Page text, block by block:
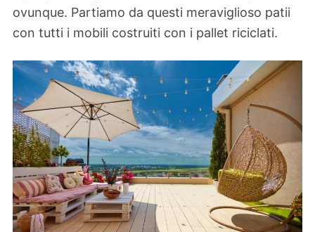
ovunque. Partiamo da questi meraviglioso patii
con tutti i mobili costruiti con i pallet riciclati.